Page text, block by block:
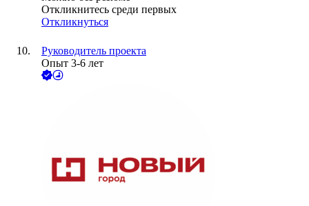
Откликнитесь среди первых
Откликнуться
Руководитель проекта
Опыт 3-6 лет